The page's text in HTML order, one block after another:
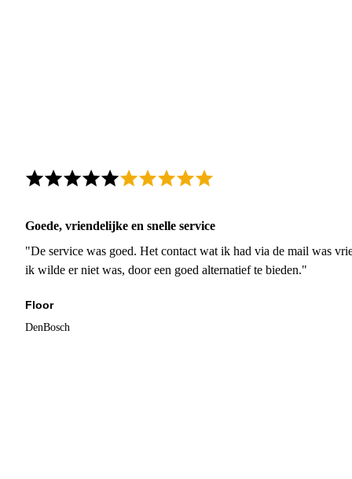
Goede, vriendelijke en snelle service
"De service was goed. Het contact wat ik had via de mail was
ik wilde er niet was, door een goed alternatief te bieden."
Floor
DenBosch